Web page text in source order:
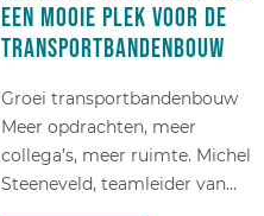
een mooie plek voor de
transportbandenbouw
Groei transportbandenbouw
Meer opdrachten, meer
collega’s, meer ruimte. Michel
Steeneveld, teamleider van…